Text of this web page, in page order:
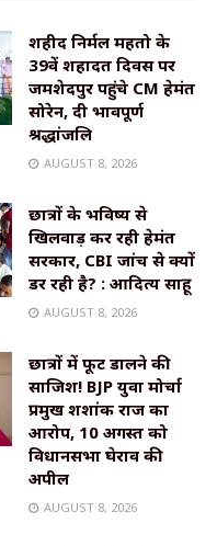
शहीद निर्मल महतो के
39वें शहादत दिवस पर
जमशेदपुर पहुंचे CM हेमंत
सोरेन, दी भावपूर्ण
श्रद्धांजलि
AUGUST 8, 2026
छात्रों के भविष्य से
खिलवाड़ कर रही हेमंत
सरकार, CBI जांच से क्यों
डर रही है? : आदित्य साहू
AUGUST 8, 2026
छात्रों में फूट डालने की
साजिश! BJP युवा मोर्चा
प्रमुख शशांक राज का
आरोप, 10 अगस्त को
विधानसभा घेराव की
अपील
AUGUST 8, 2026